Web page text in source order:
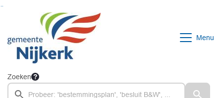
Ga naar de inhoud van deze pagina
Ga naar het zoeken
Ga naar het menu
Menu
Zoeken